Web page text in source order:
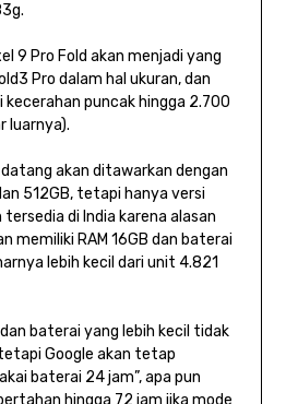
9 Pro Fold akan menjadi yang
Pro dalam hal ukuran, dan
kecerahan puncak hingga 2.700
luarnya).
akan ditawarkan dengan
512GB, tetapi hanya versi
di India karena alasan
memiliki RAM 16GB dan baterai
lebih kecil dari unit 4.821
baterai yang lebih kecil tidak
Google akan tetap
baterai 24 jam”, apa pun